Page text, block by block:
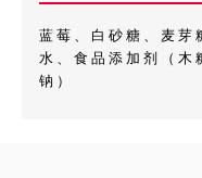
蓝莓、白砂糖、麦芽
水、食品添加剂（木
钠）